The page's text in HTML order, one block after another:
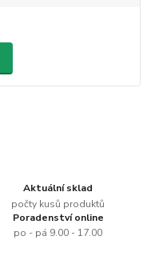
Aktuální sklad
počty kusů produktů
Poradenství online
po - pá 9.00 - 17.00